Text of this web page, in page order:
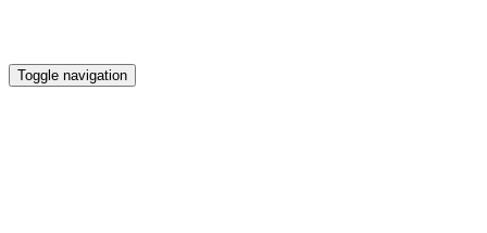
Toggle navigation